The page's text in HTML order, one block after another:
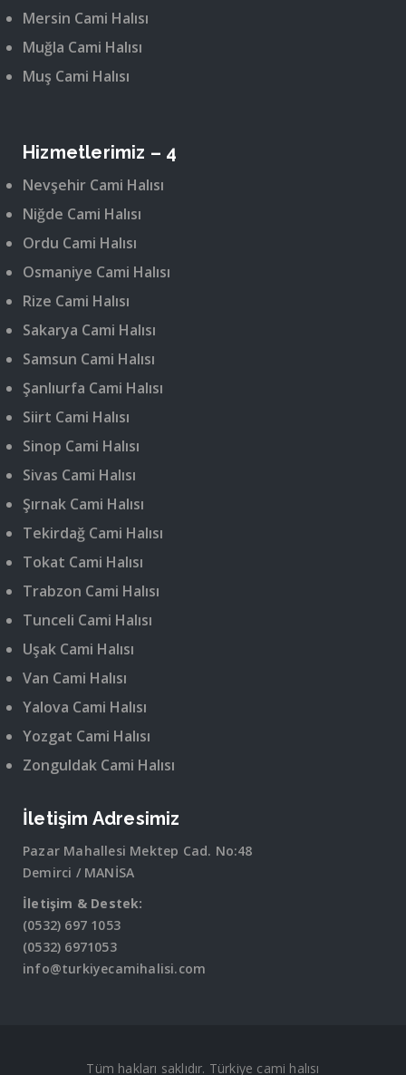
Mersin Cami Halısı
Muğla Cami Halısı
Muş Cami Halısı
Hizmetlerimiz – 4
Nevşehir Cami Halısı
Niğde Cami Halısı
Ordu Cami Halısı
Osmaniye Cami Halısı
Rize Cami Halısı
Sakarya Cami Halısı
Samsun Cami Halısı
Şanlıurfa Cami Halısı
Siirt Cami Halısı
Sinop Cami Halısı
Sivas Cami Halısı
Şırnak Cami Halısı
Tekirdağ Cami Halısı
Tokat Cami Halısı
Trabzon Cami Halısı
Tunceli Cami Halısı
Uşak Cami Halısı
Van Cami Halısı
Yalova Cami Halısı
Yozgat Cami Halısı
Zonguldak Cami Halısı
İletişim Adresimiz
Pazar Mahallesi Mektep Cad. No:48
Demirci / MANİSA
İletişim & Destek:
(0532) 697 1053
(0532) 6971053
info@turkiyecamihalisi.com
Tüm hakları saklıdır. Türkiye cami halısı